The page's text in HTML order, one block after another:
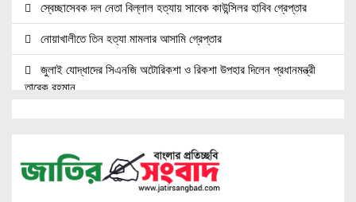
স্বেচ্ছাসেবক দল নেতা বিল্লাল হত্যায় সাবেক কাউন্সিলর হাবিব গ্রেপ্তার
নোয়াখালীতে তিন হত্যা মামলার আসামি গ্রেপ্তার
জুলাই যোদ্ধাদের সিএনজি অটোরিকশা ও রিকশা উপহার দিলেন প্রধানমন্ত্রী
তারেক রহমান
নোয়াখালীতে ৯৭৯০ ইয়াবাসহ দুই পাচারকারী গ্রেপ্তার
নোয়াখালীতে সিএনজিতে ১১ কেজি গাঁজা, গ্রেপ্তার ১